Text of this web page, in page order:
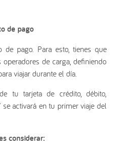
de pago
de pago. Para esto, tienes que
de carga, definiendo
viajar durante el día.
tu tarjeta de crédito, débito,
activará en tu primer viaje del
considerar: